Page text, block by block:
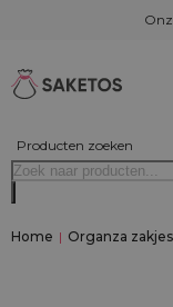
Producten zoeken
Home | Organza zakjes